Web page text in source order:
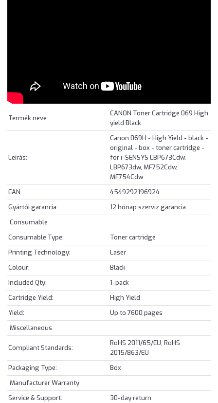
Termék neve:
CANON Toner Cartridge 069 High
yield Black
Leírás:
Canon 069H - High Yield - black -
original - box - toner cartridge -
for i-SENSYS LBP673Cdw,
LBP673dw, MF752Cdw,
MF754Cdw
EAN:
4549292196924
Gyártói garancia:
12 hónap szerviz garancia
Consumable
Consumable Type:
Toner cartridge
Printing Technology:
Laser
Colour:
Black
Included Qty:
1-pack
Cartridge Yield:
High Yield
Yield:
Up to 7600 pages
Miscellaneous
Compliant Standards:
RoHS 2011/65/EU, RoHS
2015/863/EU
Packaging Type:
Box
Manufacturer Warranty
Service & Support:
30-day return